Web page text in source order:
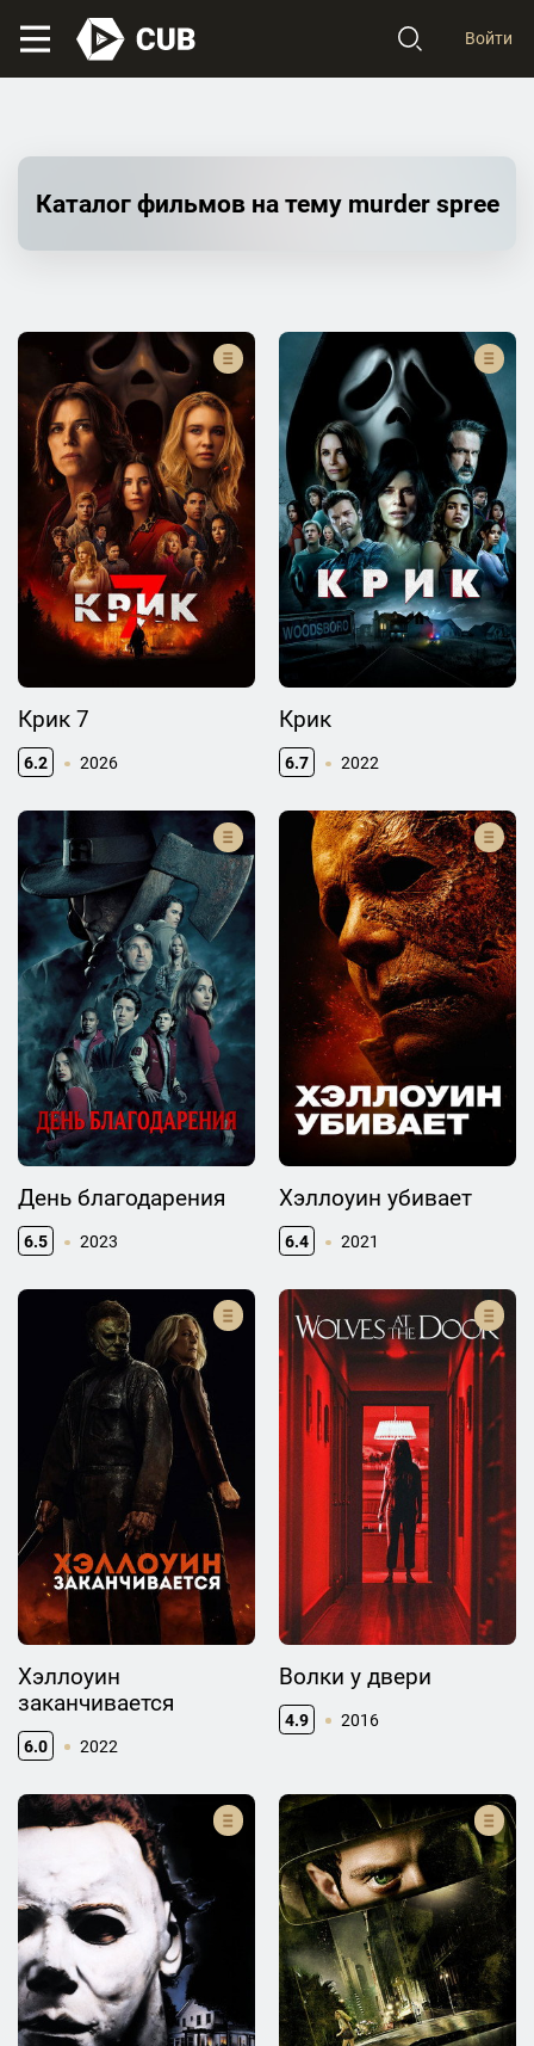
Войти
Каталог фильмов на тему murder spree
Крик 7
6.2 2026
Крик
6.7 2022
День благодарения
6.5 2023
Хэллоуин убивает
6.4 2021
Хэллоуин
заканчивается
6.0 2022
Волки у двери
4.9 2016